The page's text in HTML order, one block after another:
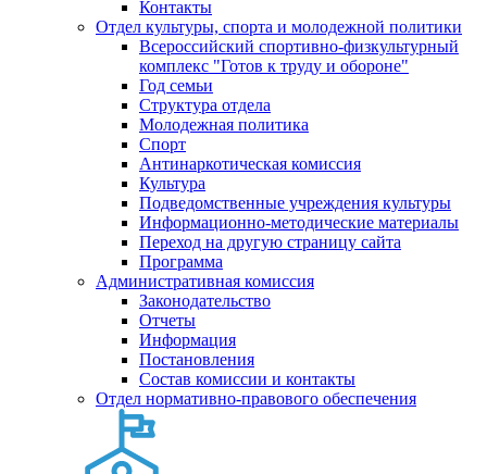
Контакты
Отдел культуры, спорта и молодежной политики
Всероссийский спортивно-физкультурный
комплекс "Готов к труду и обороне"
Год семьи
Структура отдела
Молодежная политика
Спорт
Антинаркотическая комиссия
Культура
Подведомственные учреждения культуры
Информационно-методические материалы
Переход на другую страницу сайта
Программа
Административная комиссия
Законодательство
Отчеты
Информация
Постановления
Состав комиссии и контакты
Отдел нормативно-правового обеспечения